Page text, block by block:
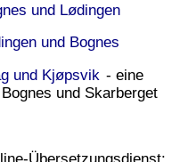
und Lødingen
und Bognes
und Kjøpsvik - eine
und Skarberget
Übersetzungsdienst: